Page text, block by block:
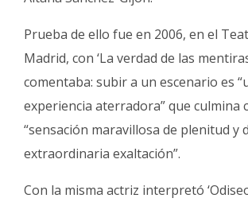
Prueba de ello fue en 2006, en el
Madrid, con ‘La verdad de las
comentaba: subir a un escenario es
experiencia aterradora” que culmina
“sensación maravillosa de plenitud y
extraordinaria exaltación”.
Con la misma actriz interpretó